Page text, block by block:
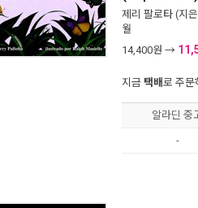
제리 팔로타 (지
월
14,400원 →
지금 택배로 주문
알라딘 중
-